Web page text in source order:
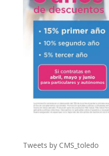
Tweets by CMS_toledo